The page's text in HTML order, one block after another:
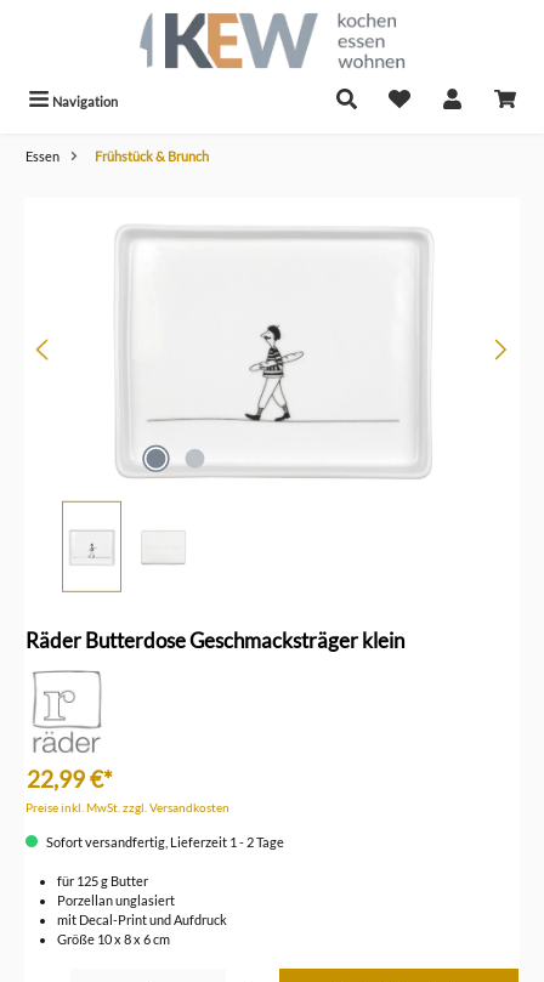
Navigation
Essen Frühstück & Brunch
Räder Butterdose Geschmacksträger klein
22,99 €*
Preise inkl. MwSt. zzgl. Versandkosten
Sofort versandfertig, Lieferzeit 1 - 2 Tage
für 125 g Butter
Porzellan unglasiert
mit Decal-Print und Aufdruck
Größe 10 x 8 x 6 cm